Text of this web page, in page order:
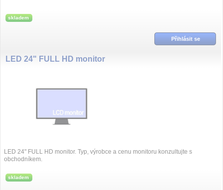
skladem
Přihlásit se
LED 24" FULL HD monitor
LED 24" FULL HD monitor. Typ, výrobce a cenu monitoru konzultujte s
obchodníkem.
skladem